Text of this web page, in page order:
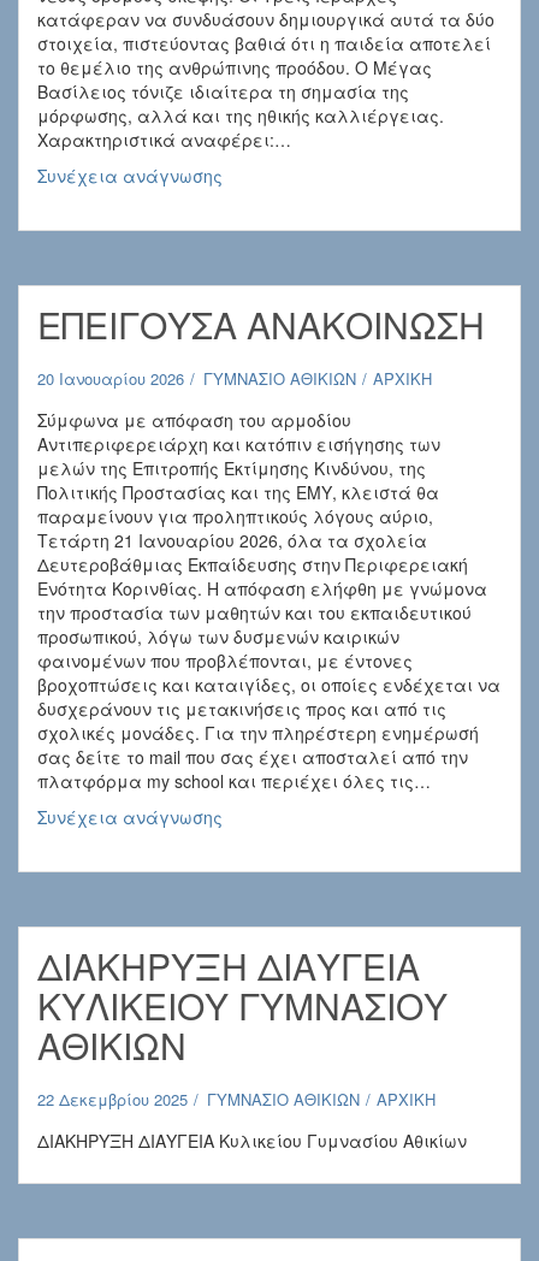
κατάφεραν να συνδυάσουν δημιουργικά αυτά τα δύο
στοιχεία, πιστεύοντας βαθιά ότι η παιδεία αποτελεί
το θεμέλιο της ανθρώπινης προόδου. Ο Μέγας
Βασίλειος τόνιζε ιδιαίτερα τη σημασία της
μόρφωσης, αλλά και της ηθικής καλλιέργειας.
Χαρακτηριστικά αναφέρει:…
Συνέχεια ανάγνωσης
ΕΠΕΙΓΟΥΣΑ ΑΝΑΚΟΙΝΩΣΗ
20 Ιανουαρίου 2026 ΓΥΜΝΑΣΙΟ ΑΘΙΚΙΩΝ ΑΡΧΙΚΗ
Σύμφωνα με απόφαση του αρμοδίου
Αντιπεριφερειάρχη και κατόπιν εισήγησης των
μελών της Επιτροπής Εκτίμησης Κινδύνου, της
Πολιτικής Προστασίας και της ΕΜΥ, κλειστά θα
παραμείνουν για προληπτικούς λόγους αύριο,
Τετάρτη 21 Ιανουαρίου 2026, όλα τα σχολεία
Δευτεροβάθμιας Εκπαίδευσης στην Περιφερειακή
Ενότητα Κορινθίας. Η απόφαση ελήφθη με γνώμονα
την προστασία των μαθητών και του εκπαιδευτικού
προσωπικού, λόγω των δυσμενών καιρικών
φαινομένων που προβλέπονται, με έντονες
βροχοπτώσεις και καταιγίδες, οι οποίες ενδέχεται να
δυσχεράνουν τις μετακινήσεις προς και από τις
σχολικές μονάδες. Για την πληρέστερη ενημέρωσή
σας δείτε το mail που σας έχει αποσταλεί από την
πλατφόρμα my school και περιέχει όλες τις…
Συνέχεια ανάγνωσης
ΔΙΑΚΗΡΥΞΗ ΔΙΑΥΓΕΙΑ
ΚΥΛΙΚΕΙΟΥ ΓΥΜΝΑΣΙΟΥ
ΑΘΙΚΙΩΝ
22 Δεκεμβρίου 2025 ΓΥΜΝΑΣΙΟ ΑΘΙΚΙΩΝ ΑΡΧΙΚΗ
ΔΙΑΚΗΡΥΞΗ ΔΙΑΥΓΕΙΑ Κυλικείου Γυμνασίου Αθικίων